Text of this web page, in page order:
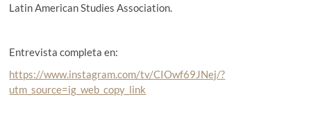
Latin American Studies Association.
Entrevista completa en:
https://www.instagram.com/tv/CIOwf69JNej/?
utm_source=ig_web_copy_link